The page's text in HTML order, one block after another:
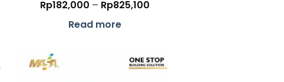
Rp182,000 – Rp825,100Price
Read more